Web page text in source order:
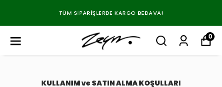
TÜM SIPARIŞLERDE KARGO BEDAVA!
0
KULLANIM ve SATIN ALMA KOŞULLARI